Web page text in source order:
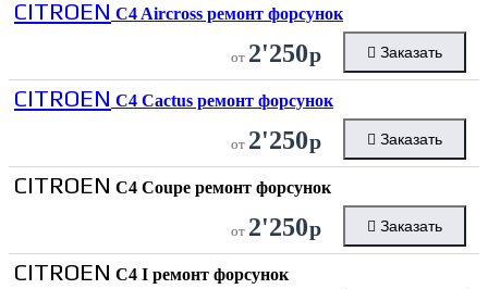
CITROEN C4 Aircross ремонт форсунок
от 2'250р Заказать
CITROEN C4 Cactus ремонт форсунок
от 2'250р Заказать
CITROEN C4 Coupe ремонт форсунок
от 2'250р Заказать
CITROEN C4 I ремонт форсунок